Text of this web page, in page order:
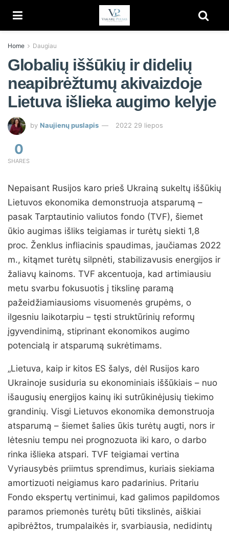
Home Daugiau
Globalių iššūkių ir didelių
neapibrėžtumų akivaizdoje
Lietuva išlieka augimo kelyje
by Naujienų puslapis 2022 29 liepos
0
SHARES
Nepaisant Rusijos karo prieš Ukrainą sukeltų iššūkių
Lietuvos ekonomika demonstruoja atsparumą –
pasak Tarptautinio valiutos fondo (TVF), šiemet
ūkio augimas išliks teigiamas ir turėtų siekti 1,8
proc. Ženklus infliacinis spaudimas, jaučiamas 2022
m., kitąmet turėtų silpnėti, stabilizavusis energijos ir
žaliavų kainoms. TVF akcentuoja, kad artimiausiu
metu svarbu fokusuotis į tikslinę paramą
pažeidžiamiausioms visuomenės grupėms, o
ilgesniu laikotarpiu – tęsti struktūrinių reformų
įgyvendinimą, stiprinant ekonomikos augimo
potencialą ir atsparumą sukrėtimams.
„Lietuva, kaip ir kitos ES šalys, dėl Rusijos karo
Ukrainoje susiduria su ekonominiais iššūkiais – nuo
išaugusių energijos kainų iki sutrūkinėjusių tiekimo
grandinių. Visgi Lietuvos ekonomika demonstruoja
atsparumą – šiemet šalies ūkis turėtų augti, nors ir
lėtesniu tempu nei prognozuota iki karo, o darbo
rinka išlieka atspari. TVF teigiamai vertina
Vyriausybės priimtus sprendimus, kuriais siekiama
amortizuoti neigiamus karo padarinius. Pritariu
Fondo ekspertų vertinimui, kad galimos papildomos
paramos priemonės turėtų būti tikslinės, aiškiai
apibrėžtos, trumpalaikės ir, svarbiausia, nedidintų